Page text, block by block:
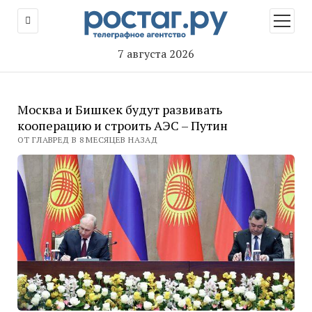
7 августа 2026
меню
Москва и Бишкек будут развивать
кооперацию и строить АЭС – Путин
ОТ ГЛАВРЕД В 8 МЕСЯЦЕВ НАЗАД